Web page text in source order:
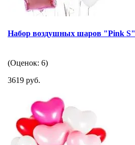
Набор воздушных шаров "Pink S"
(Оценок: 6)
3619 руб.